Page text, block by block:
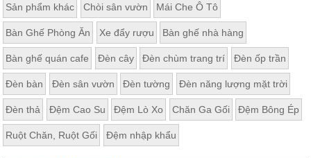
Sản phẩm khác Chòi sân vườn Mái Che Ô Tô
Bàn Ghế Phòng Ăn Xe đẩy rượu Bàn ghế nhà hàng
Bàn ghế quán cafe Đèn cây Đèn chùm trang trí Đèn ốp trần
Đèn bàn Đèn sân vườn Đèn tường Đèn năng lượng mặt trời
Đèn thả Đệm Cao Su Đệm Lò Xo Chăn Ga Gối Đệm Bông Ép
Ruột Chăn, Ruột Gối Đệm nhập khẩu